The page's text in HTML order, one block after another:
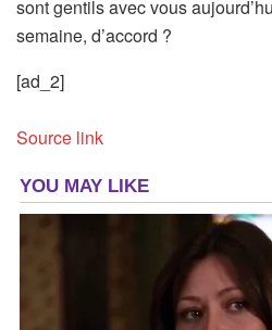
sont gentils avec vous
semaine, d’accord ?
[ad_2]
Source link